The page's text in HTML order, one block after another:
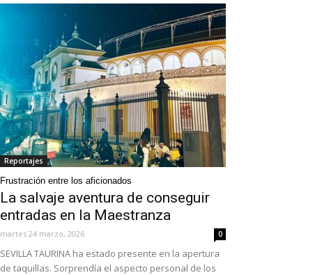
Reportajes
Frustración entre los aficionados
La salvaje aventura de conseguir
entradas en la Maestranza
martes 24 marzo, 2026 0
SEVILLA TAURINA ha estado presente en la apertura
de taquillas. Sorprendía el aspecto personal de los